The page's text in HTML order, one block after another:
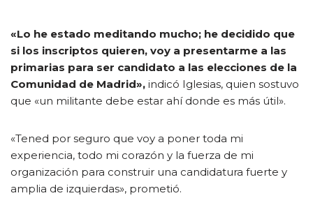
«Lo he estado meditando mucho; he decidido que
si los inscriptos quieren, voy a presentarme a las
primarias para ser candidato a las elecciones de la
Comunidad de Madrid», indicó Iglesias, quien sostuvo
que «un militante debe estar ahí donde es más útil».
«Tened por seguro que voy a poner toda mi
experiencia, todo mi corazón y la fuerza de mi
organización para construir una candidatura fuerte y
amplia de izquierdas», prometió.